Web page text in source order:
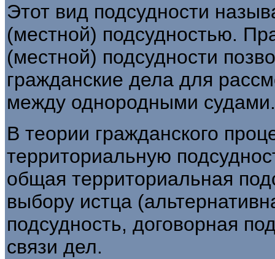
Этот вид подсудности
(местной) подсудностью.
(местной) подсудности
гражданские дела для
между однородными судами.
В теории гражданского
территориальную
общая территориальная
выбору истца
подсудность, договорная
связи дел.